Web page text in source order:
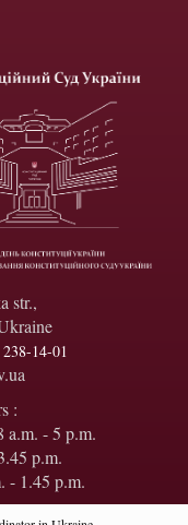
str.,
14-01
:
a.m. - 5 p.m.
p.m.
- 1.45 p.m.